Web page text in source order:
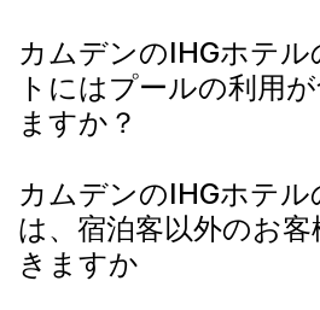
カムデンのIHGホテル
トにはプールの利用
ますか？
カムデンのIHGホテル
は、宿泊客以外のお
きますか